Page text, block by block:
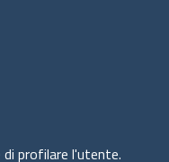
profilare l'utente.